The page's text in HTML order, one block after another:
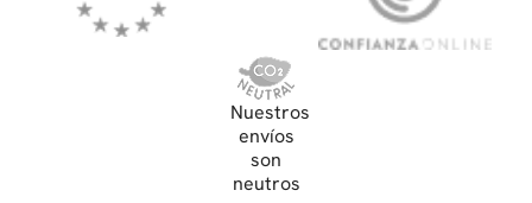
Nuestros
envíos
son
neutros